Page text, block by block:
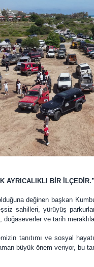
AYRICALIKLI BİR İLÇEDİR.”
değinen başkan
sahilleri, yürüyüş
doğaseverler ve tarih
tanıtımı ve sosyal
büyük önem veriyor, bu